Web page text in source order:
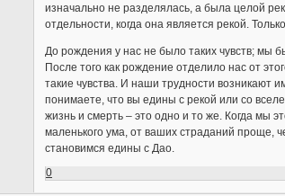
изначально не разделялась, а была целой
отдельности, когда она является рекой.
До рождения у нас не было таких чувств; мы
После того как рождение отделило нас от
такие чувства. И наши трудности возникают
понимаете, что вы едины с рекой или со
жизнь и смерть – это одно и то же. Когда мы
маленького ума, от ваших страданий проще,
становимся едины с Дао.
0